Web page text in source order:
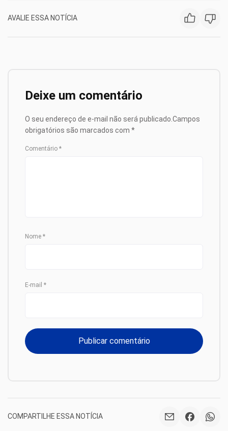
AVALIE ESSA NOTÍCIA
Deixe um comentário
O seu endereço de e-mail não será publicado. Campos
obrigatórios são marcados com *
Comentário *
Nome *
E-mail *
COMPARTILHE ESSA NOTÍCIA